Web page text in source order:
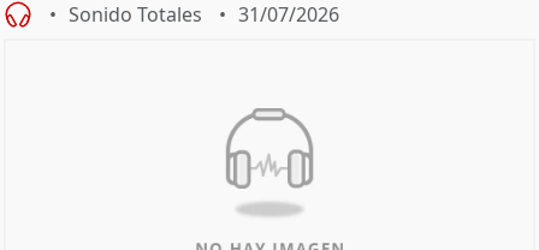
Sonido Totales 31/07/2026